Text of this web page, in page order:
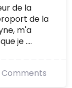
de la
de la
m'a
je ....
Comments